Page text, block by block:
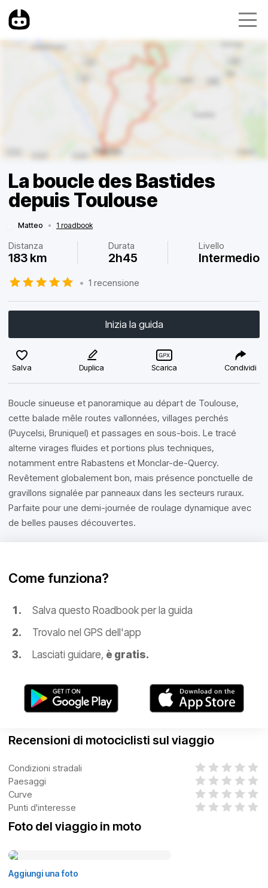
La boucle des Bastides
depuis Toulouse
Matteo • 1 roadbook
Distanza
183 km
Durata
2h45
Livello
Intermedio
• 1 recensione
Inizia la guida
Salva Duplica Scarica Condividi
Boucle sinueuse et panoramique au départ de Toulouse,
cette balade mêle routes vallonnées, villages perchés
(Puycelsi, Bruniquel) et passages en sous-bois. Le tracé
alterne virages fluides et portions plus techniques,
notamment entre Rabastens et Monclar-de-Quercy.
Revêtement globalement bon, mais présence ponctuelle de
gravillons signalée par panneaux dans les secteurs ruraux.
Parfaite pour une demi-journée de roulage dynamique avec
de belles pauses découvertes.
Come funziona?
Salva questo Roadbook per la guida
Trovalo nel GPS dell'app
Lasciati guidare, è gratis.
Recensioni di motociclisti sul viaggio
Condizioni stradali
Paesaggi
Curve
Punti d'interesse
Foto del viaggio in moto
Aggiungi una foto